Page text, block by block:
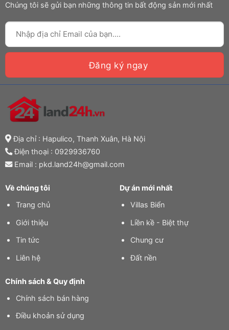
Chúng tôi sẽ gửi bạn những thông tin bất động sản mới nhất
Địa chỉ : Hapulico, Thanh Xuân, Hà Nội
Điện thoại : 0929936760
Email : pkd.land24h@gmail.com
Về chúng tôi
Trang chủ
Giới thiệu
Tin tức
Liên hệ
Dự án mới nhất
Villas Biển
Liền kề - Biệt thự
Chung cư
Đất nền
Chính sách & Quy định
Chính sách bán hàng
Điều khoản sử dụng